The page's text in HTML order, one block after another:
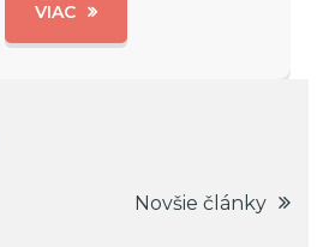
VIAC
Novšie články